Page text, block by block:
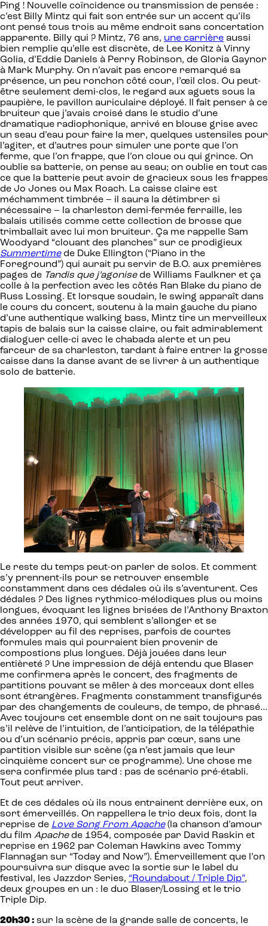
Ping ! Nouvelle coïncidence ou transmission de pensée :
c’est Billy Mintz qui fait son entrée sur un accent qu’ils
ont pensé tous trois au même endroit sans concertation
apparente. Billy qui ? Mintz, 76 ans, une carrière aussi
bien remplie qu’elle est discrète, de Lee Konitz à Vinny
Golia, d’Eddie Daniels à Perry Robinson, de Gloria Gaynor
à Mark Murphy. On n’avait pas encore remarqué sa
présence, un peu ronchon côté cour, l’œil clos. Ou peut-
être seulement demi-clos, le regard aux aguets sous la
paupière, le pavillon auriculaire déployé. Il fait penser à ce
bruiteur que j’avais croisé dans le studio d’une
dramatique radiophonique, arrivé en blouse grise avec
un seau d’eau pour faire la mer, quelques ustensiles pour
l’agiter, et d’autres pour simuler une porte que l’on
ferme, que l’on frappe, que l’on cloue ou qui grince. On
oublie sa batterie, on pense au seau; on oublie en tout cas
ce que la batterie peut avoir de gracieux sous les frappes
de Jo Jones ou Max Roach. La caisse claire est
méchamment timbrée – il saura la détimbrer si
nécessaire – la charleston demi-fermée ferraille, les
balais utilisés comme cette collection de brosse que
trimballait avec lui mon bruiteur. Ça me rappelle Sam
Woodyard “clouant des planches” sur ce prodigieux
Summertime de Duke Ellington (“Piano in the
Foreground”) qui aurait pu servir de B.O. aux premières
pages de Tandis que j’agonisede Williams Faulkner et ça
colle à la perfection avec les côtés Ran Blake du piano de
Russ Lossing. Et lorsque soudain, le swing apparaît dans
le cours du concert, soutenu à la main gauche du piano
d’une authentique walking bass, Mintz tire un merveilleux
tapis de balais sur la caisse claire, ou fait admirablement
dialoguer celle-ci avec le chabada alerte et un peu
farceur de sa charleston, tardant à faire entrer la grosse
caisse dans la danse avant de se livrer à un authentique
solo de batterie.
Le reste du temps peut-on parler de solos. Et comment
s’y prennent-ils pour se retrouver ensemble
constamment dans ces dédales où ils s’aventurent. Ces
dédales ? Des lignes rythmico-mélodiques plus ou moins
longues, évoquant les lignes brisées de l’Anthony Braxton
des années 1970, qui semblent s’allonger et se
développer au fil des reprises, parfois de courtes
formules mais qui pourraient bien provenir de
compostions plus longues. Déjà jouées dans leur
entièreté ? Une impression de déjà entendu que Blaser
me confirmera après le concert, des fragments de
partitions pouvant se mêler à des morceaux dont elles
sont étrangères. Fragments constamment transfigurés
par des changements de couleurs, de tempo, de phrasé…
Avec toujours cet ensemble dont on ne sait toujours pas
s’il relève de l’intuition, de l’anticipation, de la télépathie
ou d’un scénario précis, appris par cœur, sans une
partition visible sur scène (ça n’est jamais que leur
cinquième concert sur ce programme). Une chose me
sera confirmée plus tard : pas de scénario pré-établi.
Tout peut arriver.
Et de ces dédales où ils nous entrainent derrière eux, on
sort émerveillés. On rappellera le trio deux fois, dont la
reprise de Love Song From Apache(la chanson d’amour
du film Apachede 1954, composée par David Raskin et
reprise en 1962 par Coleman Hawkins avec Tommy
Flannagan sur “Today and Now”). Émerveillement que l’on
poursuivra sur disque avec la sortie sur le label du
festival, les Jazzdor Series, “Roundabout / Triple Dip”,
deux groupes en un : le duo Blaser/Lossing et le trio
Triple Dip.
20h30 : sur la scène de la grande salle de concerts, le